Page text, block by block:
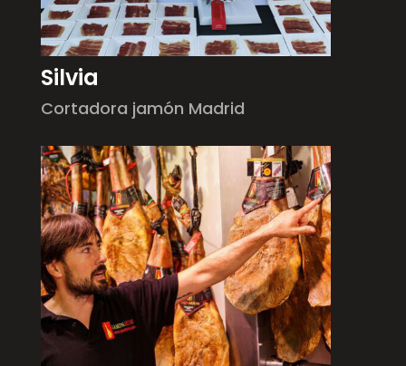
Silvia
Cortadora jamón Madrid